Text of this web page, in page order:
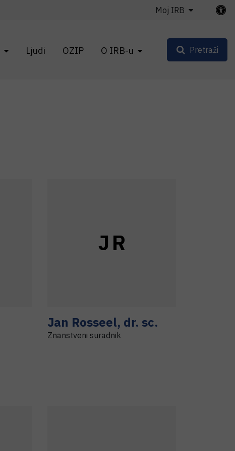
Ljudi OZIP O IRB-u
Moj IRB
Pretraži
J R
Jan Rosseel, dr. sc.
Znanstveni suradnik